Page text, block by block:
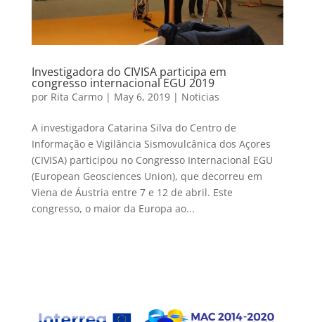
Investigadora do CIVISA participa em
congresso internacional EGU 2019
por Rita Carmo| May 6, 2019| Noticias
A investigadora Catarina Silva do Centro de
Informação e Vigilância Sismovulcânica dos Açores
(CIVISA) participou no Congresso Internacional EGU
(European Geosciences Union), que decorreu em
Viena de Áustria entre 7 e 12 de abril. Este
congresso, o maior da Europa ao...